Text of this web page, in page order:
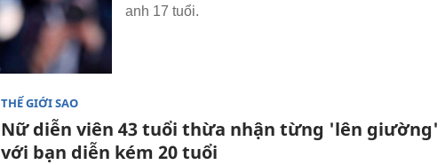
anh 17 tuổi.
THẾ GIỚI SAO
Nữ diễn viên 43 tuổi thừa nhận từng 'lên giường'
với bạn diễn kém 20 tuổi